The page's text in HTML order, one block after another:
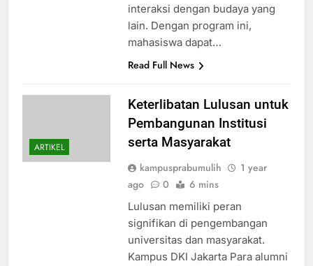
interaksi dengan budaya yang
lain. Dengan program ini,
mahasiswa dapat…
Read Full News
ARTIKEL
Keterlibatan Lulusan untuk
Pembangunan Institusi
serta Masyarakat
kampusprabumulih
1 year
ago
0 6 mins
Lulusan memiliki peran
signifikan di pengembangan
universitas dan masyarakat.
Kampus DKI Jakarta Para alumni